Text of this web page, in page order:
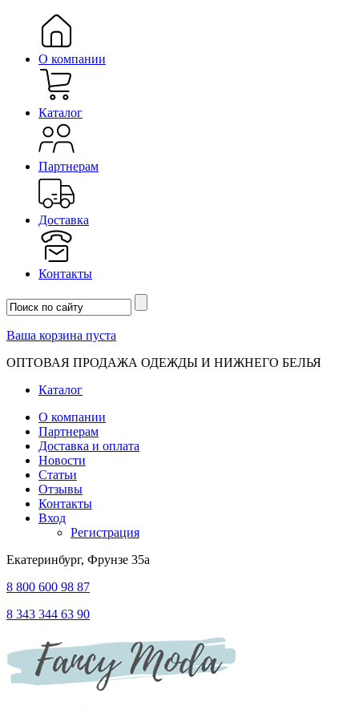
О компании
Каталог
Партнерам
Доставка
Контакты
Ваша корзина пуста
ОПТОВАЯ ПРОДАЖА ОДЕЖДЫ И НИЖНЕГО БЕЛЬЯ
Каталог
О компании
Партнерам
Доставка и оплата
Новости
Статьи
Отзывы
Контакты
Вход
Регистрация
Екатеринбург, Фрунзе 35а
8 800 600 98 87
8 343 344 63 90